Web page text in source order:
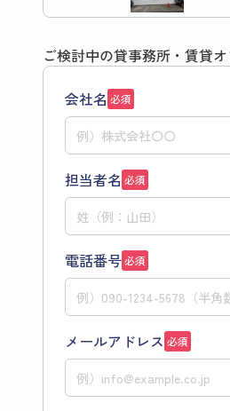
ご検討中の貸事務所・賃貸
会社名 必須
担当者名 必須
電話番号必須
メールアドレス 必須